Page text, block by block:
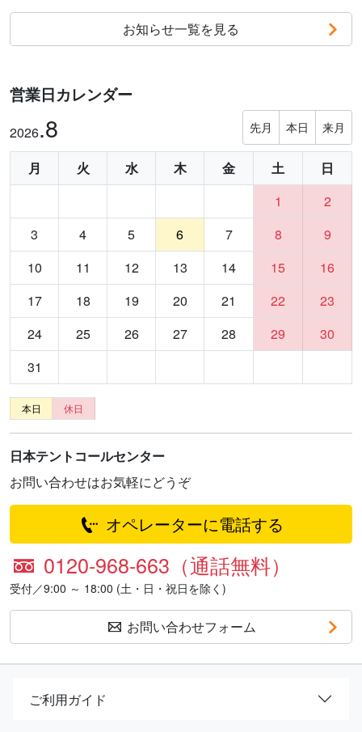
お知らせ一覧を見る
営業日カレンダー
2026.8 先月 本日 来月
月 火 水 木 金 土
日
1
2
3
4 5 6 7 8
9
10
11 12 13 14 15
16
17
18 19 20 21 22
23
24
25 26 27 28 29
30
31
本日 休日
日本テントコールセンター
お問い合わせはお気軽にどうぞ
オペレーターに電話する
0120-968-663（通話無料）
受付／9:00 ～ 18:00 (土・日・祝日を除く)
お問い合わせフォーム
ご利用ガイド